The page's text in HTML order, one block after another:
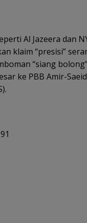
Al Jazeera dan
klaim “presisi”
“siang
ke PBB Amir-
91